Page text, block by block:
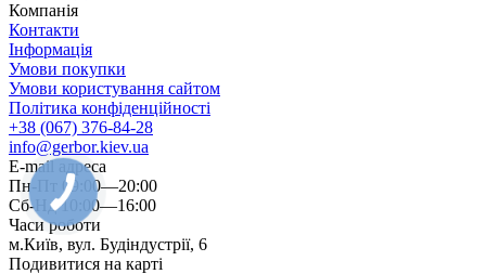
Компанія
Контакти
Інформація
Умови покупки
Умови користування сайтом
Політика конфіденційності
+38 (067) 376-84-28
info@gerbor.kiev.ua
E-mail адреса
Пн-Пт 09:00—20:00
Сб-Нд 10:00—16:00
Часи роботи
м.Київ, вул. Будіндустрії, 6
Подивитися на карті